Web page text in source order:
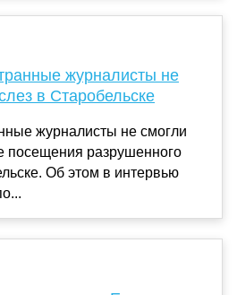
журналисты не
в Старобельске
журналисты не смогли
посещения разрушенного
Об этом в интервью